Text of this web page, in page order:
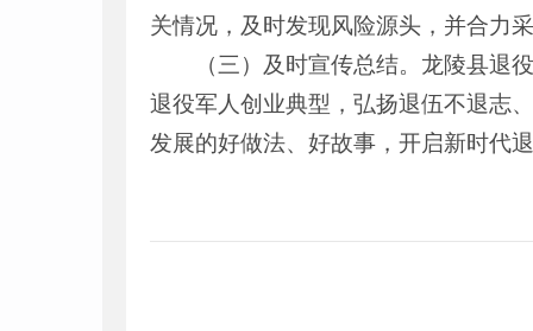
关情况，及时发现风险源头，并合力
（三）及时宣传总结。龙陵县退役
退役军人创业典型，弘扬退伍不退志
发展的好做法、好故事，开启新时代